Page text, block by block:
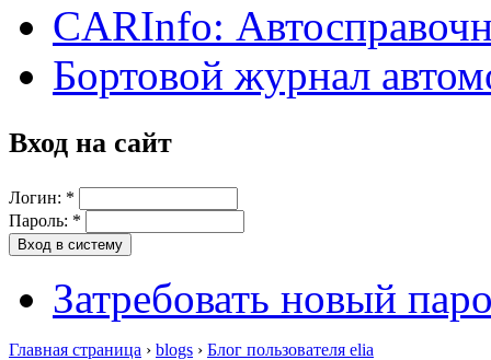
CARInfo:
Бортовой журнал
Вход на сайт
Логин: *
Пароль: *
Затребовать новый
Главная страница › blogs › Блог пользователя elia